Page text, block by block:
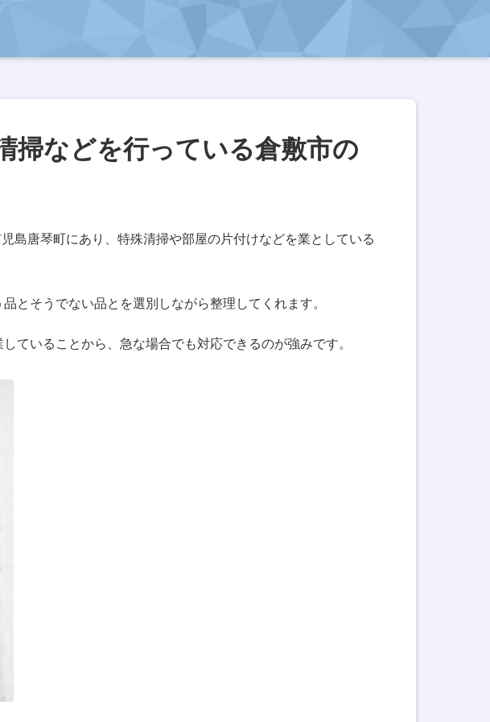
掃などを行っている倉敷市の
島唐琴町にあり、特殊清掃や部屋の片付けなどを業としている
とそうでない品とを選別しながら整理してくれます。
ていることから、急な場合でも対応できるのが強みです。